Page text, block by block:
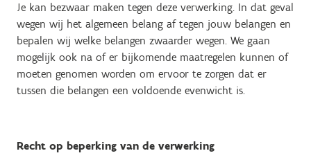
Je kan bezwaar maken tegen deze verwerking. In dat geval
wegen wij het algemeen belang af tegen jouw belangen en
bepalen wij welke belangen zwaarder wegen. We gaan
mogelijk ook na of er bijkomende maatregelen kunnen of
moeten genomen worden om ervoor te zorgen dat er
tussen die belangen een voldoende evenwicht is.
Recht op beperking van de verwerking